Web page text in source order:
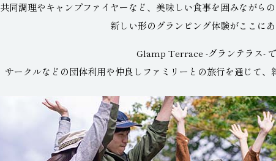
共同調理やキャンプファイヤーなど、 美味しい食事を囲みながら
新しい形のグランピング体験がここにあ
Glamp Terrace -グランテラス- で
サークルなどの団体利用や仲良しファミリーとの旅行を通じて、